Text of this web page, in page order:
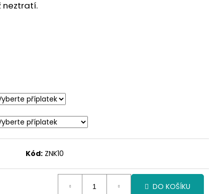
neztratí.
Kód: ZNK10
DO KOŠÍKU